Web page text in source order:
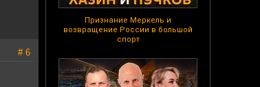
Признание Меркель и
возвращение России в большой
спорт
# 6